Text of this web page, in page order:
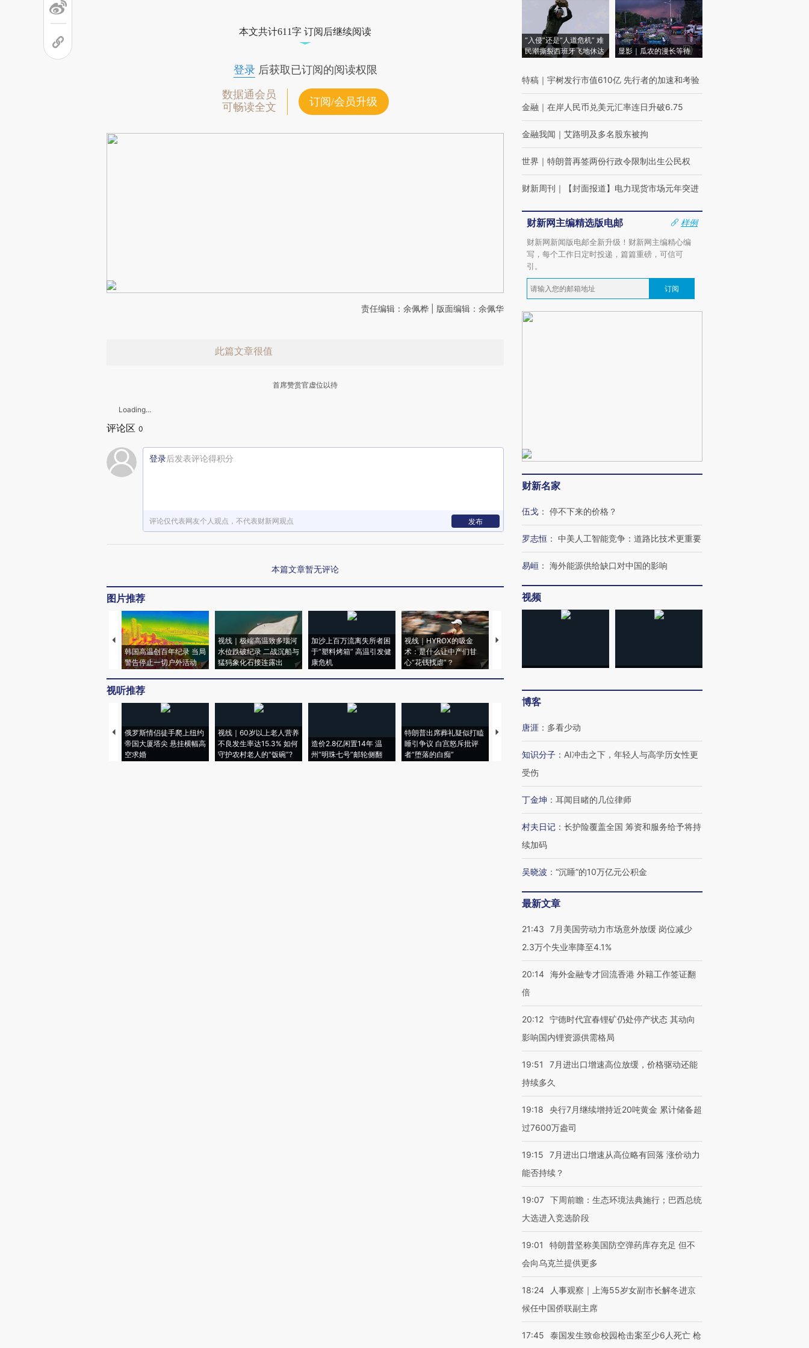
本文共计611字 订阅后继续阅读
登录后获取已订阅的阅读权限
数据通会员
可畅读全文
订阅/会员升级
责任编辑：余佩桦 | 版面编辑：余佩华
此篇文章很值
首席赞赏官虚位以待
Loading...
评论区 0
登录后发表评论得积分
评论仅代表网友个人观点，不代表财新网观点 发布
本篇文章暂无评论
图片推荐
韩国高温创百年纪录 当局
警告停止一切户外活动
视线｜极端高温致多瑙河
水位跌破纪录 二战沉船与
猛犸象化石接连露出
加沙上百万流离失所者困
于“塑料烤箱” 高温引发健
康危机
视线｜HYROX的吸金
术：是什么让中产们甘
心“花钱找虐”？
马航飞行员跨国走私7万
视听推荐
俄罗斯情侣徒手爬上纽约
帝国大厦塔尖 悬挂横幅高
空求婚
视线｜60岁以上老人营养
不良发生率达15.3% 如何
守护农村老人的“饭碗”?
造价2.8亿闲置14年 温
州“明珠七号”邮轮侧翻
特朗普出席葬礼疑似打瞌
睡引争议 白宫怒斥批评
者“堕落的白痴”
视线｜全球最热百城独占
97个 印度如何熬过48°C
38岁梅西上演帽子戏法
阿根廷3-0阿尔及利亚
韩国高温创百年纪录 当局
警告停止一切户外活动
“入侵”还是“人道危机” 难
民潮撕裂西班牙飞地休达
显影｜瓜农的漫长等待
特稿 ｜ 宇树发行市值610亿 先行者的加速和考验
金融 ｜ 在岸人民币兑美元汇率连日升破6.75
金融我闻 ｜ 艾路明及多名股东被拘
世界 ｜ 特朗普再签两份行政令限制出生公民权
财新周刊 ｜ 【封面报道】电力现货市场元年突进
财新网主编精选版电邮
样例
财新网新闻版电邮全新升级！财新网主编精心编
写，每个工作日定时投递，篇篇重磅，可信可
引。
订阅
财新名家
伍戈 ： 停不下来的价格？
罗志恒 ： 中美人工智能竞争：道路比技术更重要
易峘 ： 海外能源供给缺口对中国的影响
视频
博客
唐涯 ： 多看少动
知识分子 ： AI冲击之下，年轻人与高学历女性更
受伤
丁金坤 ： 耳闻目睹的几位律师
村夫日记 ： 长护险覆盖全国 筹资和服务给予将持
续加码
吴晓波 ： “沉睡”的10万亿元公积金
最新文章
21:43
7月美国劳动力市场意外放缓 岗位减少
2.3万个失业率降至4.1%
20:14 海外金融专才回流香港 外籍工作签证翻
倍
20:12 宁德时代宜春锂矿仍处停产状态 其动向
影响国内锂资源供需格局
19:51
7月进出口增速高位放缓，价格驱动还能
持续多久
19:18
央行7月继续增持近20吨黄金 累计储备超
过7600万盎司
19:15
7月进出口增速从高位略有回落 涨价动力
能否持续？
19:07 下周前瞻：生态环境法典施行；巴西总统
大选进入竞选阶段
19:01
特朗普坚称美国防空弹药库存充足 但不
会向乌克兰提供更多
18:24
人事观察｜上海55岁女副市长解冬进京
候任中国侨联副主席
17:45 泰国发生致命校园枪击案至少6人死亡 枪